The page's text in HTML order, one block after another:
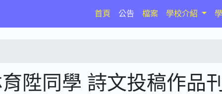
首頁(current)
公告 檔案 學校介紹
陞同學 詩文投稿作品